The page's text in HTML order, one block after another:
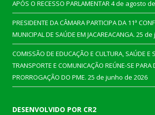
APÓS O RECESSO PARLAMENTAR4 de agosto
PRESIDENTE DA CÂMARA PARTICIPA DA 11ª
MUNICIPAL DE SAÚDE EM JACAREACANGA. 25 de
COMISSÃO DE EDUCAÇÃO E CULTURA, SAÚDE E
TRANSPORTE E COMUNICAÇÃO REÚNE-SE PARA
PRORROGAÇÃO DO PME. 25 de junho de 2026
DESENVOLVIDO POR CR2